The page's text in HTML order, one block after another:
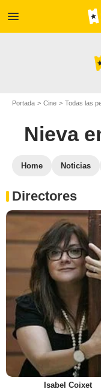
menu
Portada Cine Todas las
Nieva
Home Noticias
Directores
Isabel Coixet